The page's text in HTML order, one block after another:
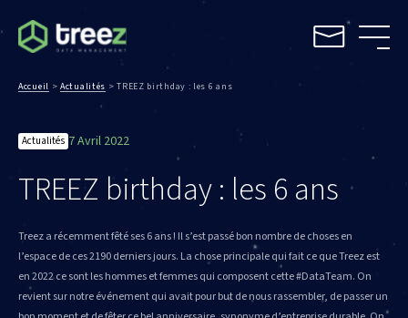
Accueil >Actualités > TREEZ birthday : les 6 ans
Actualités 7 Avril 2022
TREEZ birthday : les 6 ans
Treez a récemment fêté ses 6 ans ! Il s’est passé bon nombre de choses en
l’espace de ces 2190 derniers jours. La chose principale qui fait ce que Treez est
en 2022 ce sont les hommes et femmes qui composent cette #DataTeam. On
revient sur notre événement qui avait pour but de nous rassembler, de passer un